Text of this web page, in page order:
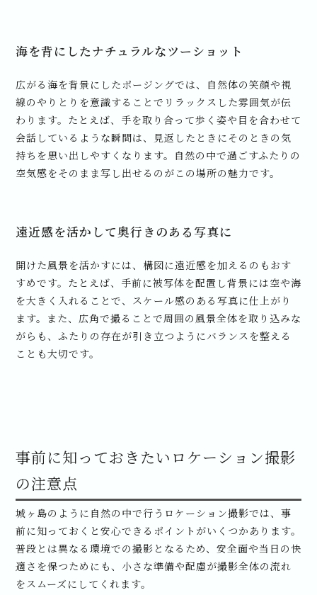
海を背にしたナチュラルなツーショット
広がる海を背景にしたポージングでは、自然体の笑顔や視
線のやりとりを意識することでリラックスした雰囲気が伝
わります。たとえば、手を取り合って歩く姿や目を合わせて
会話しているような瞬間は、見返したときにそのときの気
持ちを思い出しやすくなります。自然の中で過ごすふたりの
空気感をそのまま写し出せるのがこの場所の魅力です。
遠近感を活かして奥行きのある写真に
開けた風景を活かすには、構図に遠近感を加えるのもおす
すめです。たとえば、手前に被写体を配置し背景には空や海
を大きく入れることで、スケール感のある写真に仕上がり
ます。また、広角で撮ることで周囲の風景全体を取り込みな
がらも、ふたりの存在が引き立つようにバランスを整える
ことも大切です。
事前に知っておきたいロケーション撮影
の注意点
城ヶ島のように自然の中で行うロケーション撮影では、事
前に知っておくと安心できるポイントがいくつかあります。
普段とは異なる環境での撮影となるため、安全面や当日の快
適さを保つためにも、小さな準備や配慮が撮影全体の流れ
をスムーズにしてくれます。